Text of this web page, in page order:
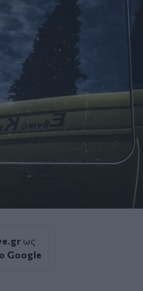
ως
Google